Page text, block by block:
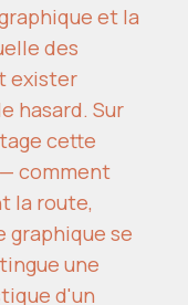
et la
des
exister
hasard. Sur
cette
comment
la route,
graphique se
une
d'un